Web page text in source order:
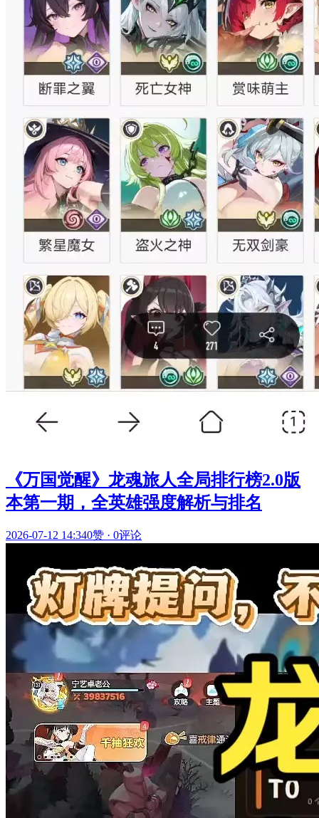
《万国觉醒》龙魂旅人全局排行榜2.0版
本第一期，全英雄强度解析与排名
2026-07-12 14:340赞 · 0评论